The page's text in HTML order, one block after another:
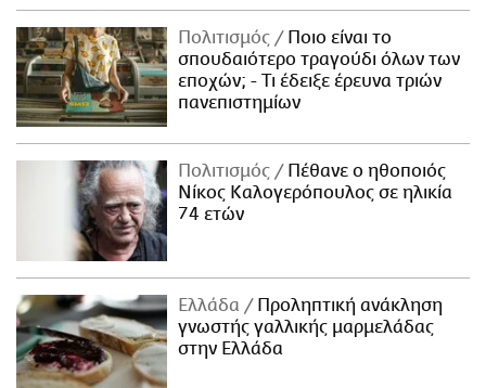
Πολιτισμός
Ποιο είναι το
σπουδαιότερο τραγούδι όλων των
εποχών; - Τι έδειξε έρευνα τριών
πανεπιστημίων
Πολιτισμός
Πέθανε ο ηθοποιός
Νίκος Καλογερόπουλος σε ηλικία
74 ετών
Ελλάδα
Προληπτική ανάκληση
γνωστής γαλλικής μαρμελάδας
στην Ελλάδα